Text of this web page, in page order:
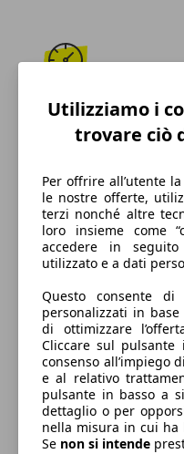
191 km/h
Velocità massima
Benzina
Carburante
103 g/km
Emissioni di CO2
Utilizziamo i
trovare ciò
Per offrire all’utente
le nostre offerte,
terzi nonché altre
loro insieme come
accedere in
utilizzato e a dati
Questo consente di
personalizzati in
di ottimizzare
Cliccare sul
consenso all’impiego
e al relativo
pulsante in basso a
dettaglio o per
nella misura in cui
Se non si intende